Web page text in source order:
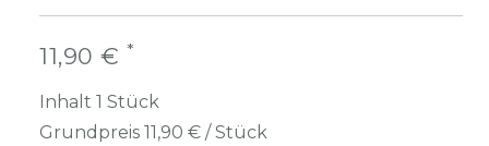
11,90 € *
Inhalt 1 Stück
Grundpreis 11,90 € / Stück